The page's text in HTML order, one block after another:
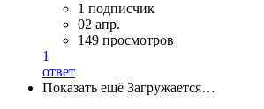
1 подписчик
02 апр.
149 просмотров
1
ответ
Показать ещё Загружается…